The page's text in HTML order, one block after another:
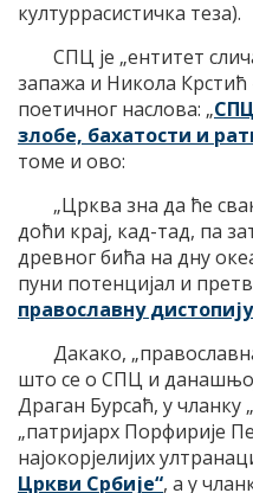
културрасистичка теза).
СПЦ је „ентитет
запажа и Никола Крстић
поетичног наслова: „
злобе, бахатости и
томе и ово:
„Црква зна да ће
доћи крај, кад-тад, па
древног бића на дну
пуни потенцијал и
православну
Дакако,
што се о СПЦ и
Драган Бурсаћ, у чланку
„патријарх Порфирије
најокорјелијих
Цркви Србије“, а у